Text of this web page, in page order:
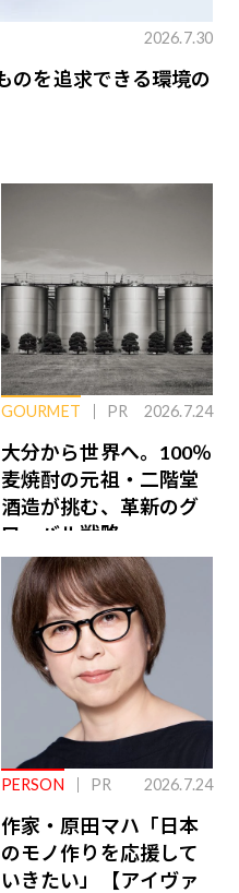
2026.7.30
のを追求できる環境の
GOURMET PR 2026.7.24
大分から世界へ。100％
麦焼酎の元祖・二階堂
酒造が挑む、革新のグ
ローバル戦略
PERSON PR 2026.7.24
作家・原田マハ「日本
のモノ作りを応援して
いきたい」【アイヴァ